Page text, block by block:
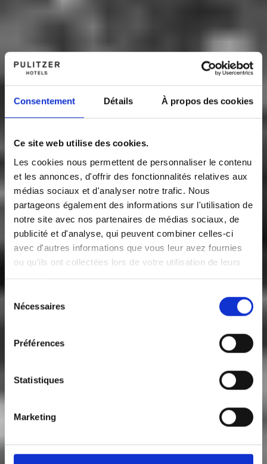
Consentement Détails À propos des cookies
Ce site web utilise des cookies.
Les cookies nous permettent de personnaliser le contenu
et les annonces, d'offrir des fonctionnalités relatives aux
médias sociaux et d'analyser notre trafic. Nous
partageons également des informations sur l'utilisation de
notre site avec nos partenaires de médias sociaux, de
publicité et d'analyse, qui peuvent combiner celles-ci
avec d'autres informations que vous leur avez fournies
ou qu'ils ont collectées lors de votre utilisation de leurs
services.
Sélection
Nécessaires
Préférences
Statistiques
Marketing